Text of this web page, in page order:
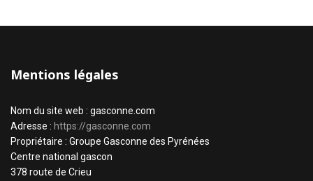
Mentions légales
Nom du site web : gasconne.com
Adresse : https://gasconne.com
Propriétaire : Groupe Gasconne des Pyrénées
Centre national gascon
378 route de Crieu